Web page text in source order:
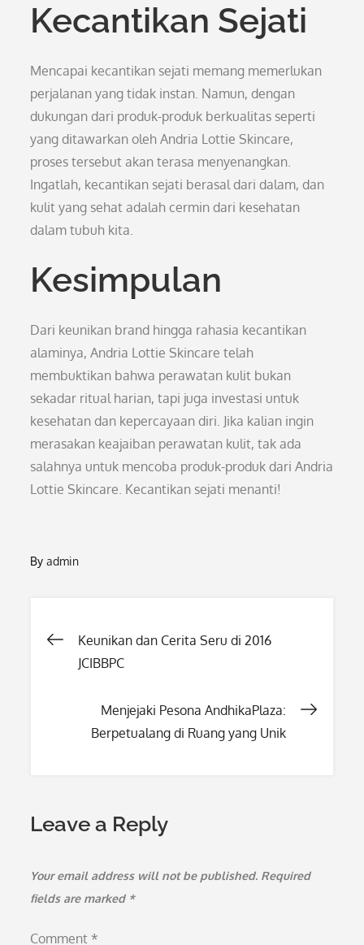
Kecantikan Sejati
Mencapai kecantikan sejati memang memerlukan
perjalanan yang tidak instan. Namun, dengan
dukungan dari produk-produk berkualitas seperti
yang ditawarkan oleh Andria Lottie Skincare,
proses tersebut akan terasa menyenangkan.
Ingatlah, kecantikan sejati berasal dari dalam, dan
kulit yang sehat adalah cermin dari kesehatan
dalam tubuh kita.
Kesimpulan
Dari keunikan brand hingga rahasia kecantikan
alaminya, Andria Lottie Skincare telah
membuktikan bahwa perawatan kulit bukan
sekadar ritual harian, tapi juga investasi untuk
kesehatan dan kepercayaan diri. Jika kalian ingin
merasakan keajaiban perawatan kulit, tak ada
salahnya untuk mencoba produk-produk dari Andria
Lottie Skincare. Kecantikan sejati menanti!
Byadmin
Post
Keunikan dan Cerita Seru di 2016
JCIBBPC
Menjejaki Pesona AndhikaPlaza:
Berpetualang di Ruang yang Unik
Leave a Reply
Your email address will not be published. Required
fields are marked *
Comment *